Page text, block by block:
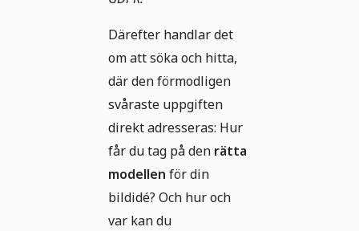
Därefter handlar det
om att söka och hitta,
där den förmodligen
svåraste uppgiften
direkt adresseras: Hur
får du tag på den rätta
modellen för din
bildidé? Och hur och
var kan du